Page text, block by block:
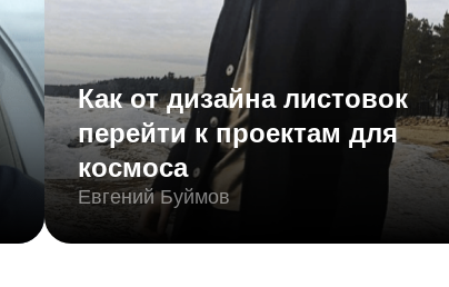
Как от дизайна листовок
перейти к проектам для
космоса
Евгений Буймов